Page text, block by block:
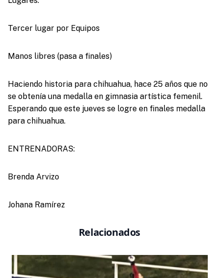
Tercer lugar por Equipos
Manos libres (pasa a finales)
Haciendo historia para chihuahua, hace 25 años que no
se obtenía una medalla en gimnasia artística femenil.
Esperando que este jueves se logre en finales medalla
para chihuahua.
ENTRENADORAS:
Brenda Arvizo
Johana Ramírez
Relacionados